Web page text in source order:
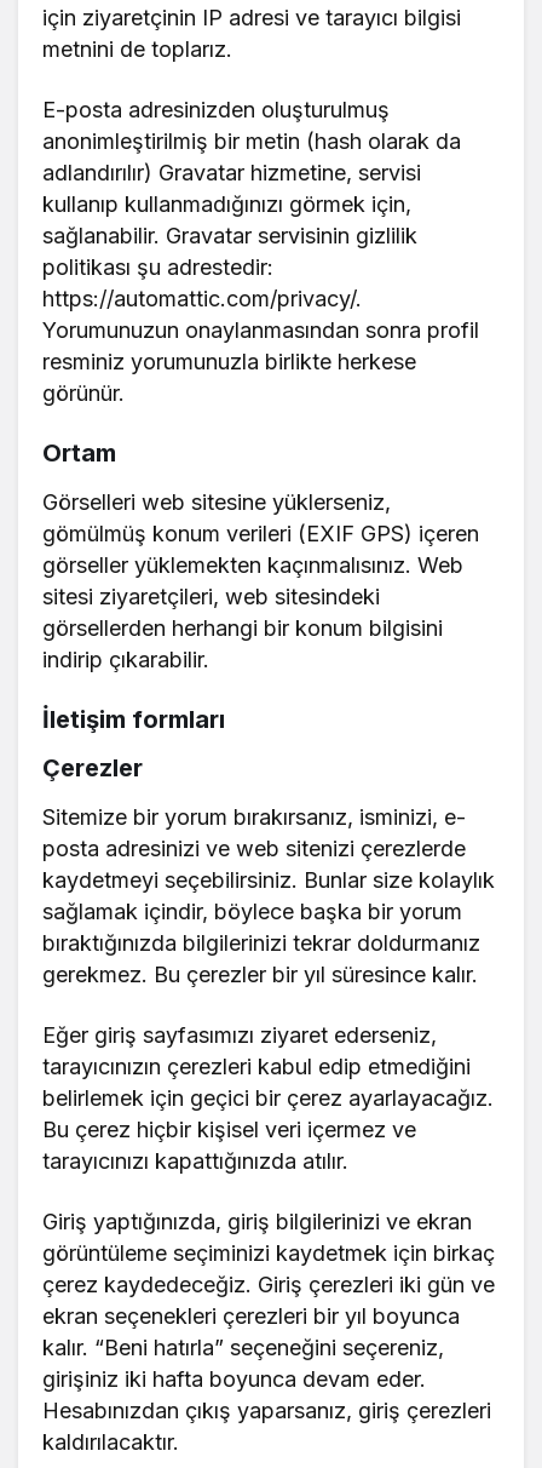
için ziyaretçinin IP adresi ve tarayıcı bilgisi
metnini de toplarız.
E-posta adresinizden oluşturulmuş
anonimleştirilmiş bir metin (hash olarak da
adlandırılır) Gravatar hizmetine, servisi
kullanıp kullanmadığınızı görmek için,
sağlanabilir. Gravatar servisinin gizlilik
politikası şu adrestedir:
https://automattic.com/privacy/.
Yorumunuzun onaylanmasından sonra profil
resminiz yorumunuzla birlikte herkese
görünür.
Ortam
Görselleri web sitesine yüklerseniz,
gömülmüş konum verileri (EXIF GPS) içeren
görseller yüklemekten kaçınmalısınız. Web
sitesi ziyaretçileri, web sitesindeki
görsellerden herhangi bir konum bilgisini
indirip çıkarabilir.
İletişim formları
Çerezler
Sitemize bir yorum bırakırsanız, isminizi, e-
posta adresinizi ve web sitenizi çerezlerde
kaydetmeyi seçebilirsiniz. Bunlar size kolaylık
sağlamak içindir, böylece başka bir yorum
bıraktığınızda bilgilerinizi tekrar doldurmanız
gerekmez. Bu çerezler bir yıl süresince kalır.
Eğer giriş sayfasımızı ziyaret ederseniz,
tarayıcınızın çerezleri kabul edip etmediğini
belirlemek için geçici bir çerez ayarlayacağız.
Bu çerez hiçbir kişisel veri içermez ve
tarayıcınızı kapattığınızda atılır.
Giriş yaptığınızda, giriş bilgilerinizi ve ekran
görüntüleme seçiminizi kaydetmek için birkaç
çerez kaydedeceğiz. Giriş çerezleri iki gün ve
ekran seçenekleri çerezleri bir yıl boyunca
kalır. “Beni hatırla” seçeneğini seçereniz,
girişiniz iki hafta boyunca devam eder.
Hesabınızdan çıkış yaparsanız, giriş çerezleri
kaldırılacaktır.